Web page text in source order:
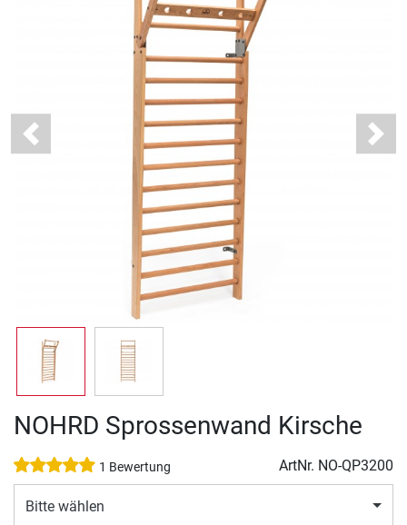
Previous Next
NOHRD Sprossenwand Kirsche
1 Bewertung ArtNr. NO-QP3200
Bitte wählen